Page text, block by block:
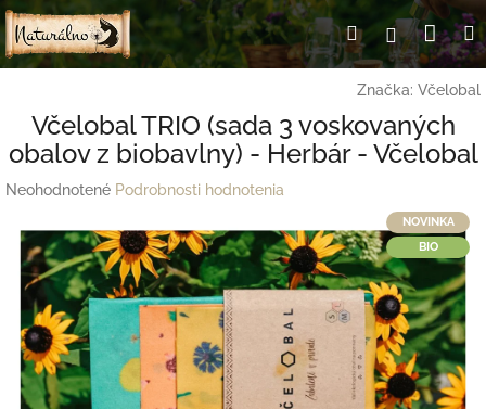
Prejsť
na
obsah
Hľadať
Značka: Včelobal
Včelobal TRIO (sada 3 voskovaných
obalov z biobavlny) - Herbár - Včelobal
Priemerné
produktu
0,0
hviezdičiek.
Neohodnotené Podrobnosti hodnotenia
NOVINKA
BIO